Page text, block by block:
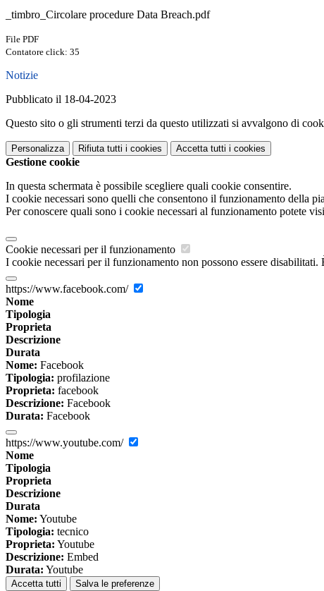
_timbro_Circolare procedure Data Breach.pdf
File PDF
Contatore click: 35
Notizie
Pubblicato il 18-04-2023
Questo sito o gli strumenti terzi da questo utilizzati si avvalgono di
Personalizza Rifiuta tutti i cookies Accetta tutti i cookies
Gestione cookie
In questa schermata è possibile scegliere quali cookie consentire.
I cookie necessari sono quelli che consentono il funzionamento della
Per conoscere quali sono i cookie necessari al funzionamento potete
Cookie necessari per il funzionamento
I cookie necessari per il funzionamento non possono essere
https://www.facebook.com/
Nome
Tipologia
Proprieta
Descrizione
Durata
Nome: Facebook
Tipologia: profilazione
Proprieta: facebook
Descrizione: Facebook
Durata: Facebook
https://www.youtube.com/
Nome
Tipologia
Proprieta
Descrizione
Durata
Nome: Youtube
Tipologia: tecnico
Proprieta: Youtube
Descrizione: Embed
Durata: Youtube
Accetta tutti Salva le preferenze